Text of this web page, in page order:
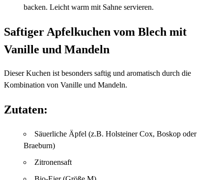
backen. Leicht warm mit Sahne servieren.
Saftiger Apfelkuchen vom Blech mit
Vanille und Mandeln
Dieser Kuchen ist besonders saftig und aromatisch durch die
Kombination von Vanille und Mandeln.
Zutaten:
Säuerliche Äpfel (z.B. Holsteiner Cox, Boskop oder
Braeburn)
Zitronensaft